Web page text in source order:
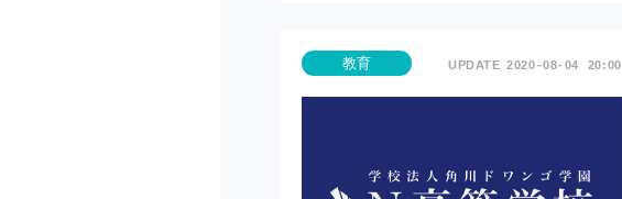
教育 2020 08 04 20:00